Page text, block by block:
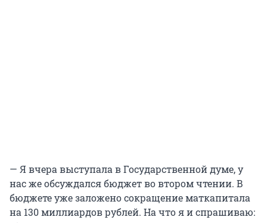
— Я вчера выступала в Государственной думе, у
нас же обсуждался бюджет во втором чтении. В
бюджете уже заложено сокращение маткапитала
на 130 миллиардов рублей. На что я и спрашиваю: